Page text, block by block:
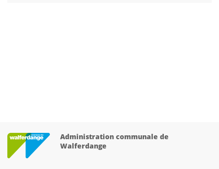
Administration communale de
Walferdange